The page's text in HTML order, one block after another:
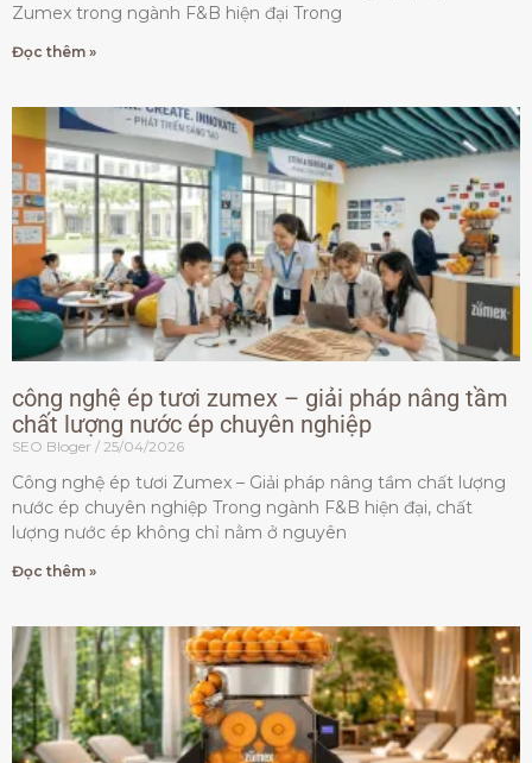
Zumex trong ngành F&B hiện đại Trong
Đọc thêm »
công nghệ ép tươi zumex – giải pháp nâng tầm
chất lượng nước ép chuyên nghiệp
SEO Bloger 25/04/2026
Công nghệ ép tươi Zumex – Giải pháp nâng tầm chất lượng
nước ép chuyên nghiệp Trong ngành F&B hiện đại, chất
lượng nước ép không chỉ nằm ở nguyên
Đọc thêm »